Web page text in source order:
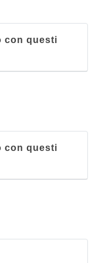
con questi
con questi